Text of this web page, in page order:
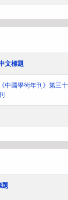
文標題
《中國學術年刊》第三
題